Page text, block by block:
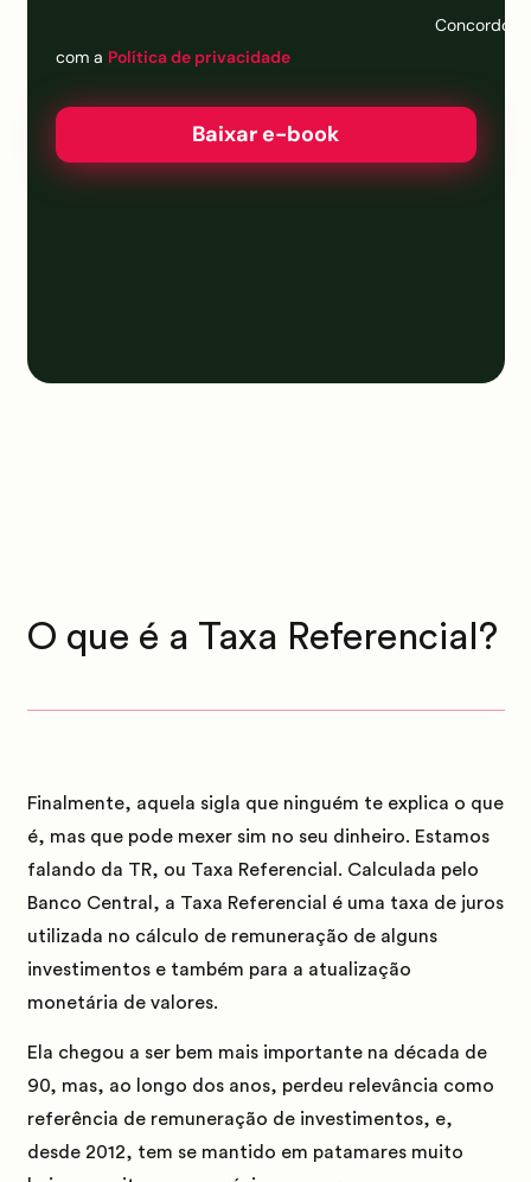
Concordo
com a Política de privacidade
Baixar e-book
O que é a Taxa Referencial?
Finalmente, aquela sigla que ninguém te explica o que
é, mas que pode mexer sim no seu dinheiro. Estamos
falando da TR, ou Taxa Referencial. Calculada pelo
Banco Central, a Taxa Referencial é uma taxa de juros
utilizada no cálculo de remuneração de alguns
investimentos e também para a atualização
monetária de valores.
Ela chegou a ser bem mais importante na década de
90, mas, ao longo dos anos, perdeu relevância como
referência de remuneração de investimentos, e,
desde 2012, tem se mantido em patamares muito